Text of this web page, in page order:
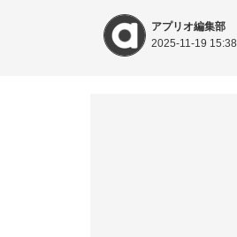
アプリオ編集部
2025-11-19 15:38